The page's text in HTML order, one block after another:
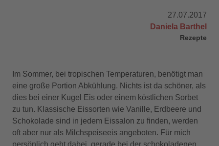
27.07.2017
Daniela Barthel
Rezepte
Im Sommer, bei tropischen Temperaturen, benötigt man
eine große Portion Abkühlung. Nichts ist da schöner, als
dies bei einer Kugel Eis oder einem köstlichen Sorbet
zu tun. Klassische Eissorten wie Vanille, Erdbeere und
Schokolade sind in jedem Eissalon zu finden, werden
oft aber nur als Milchspeiseeis angeboten. Für mich
persönlich geht dabei, gerade bei der schokoladenen